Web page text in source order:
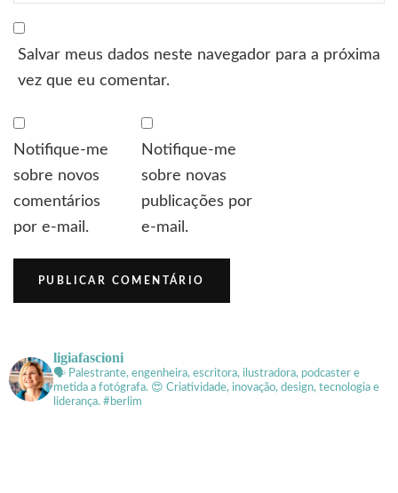
Salvar meus dados neste navegador para a próxima
vez que eu comentar.
Notifique-me
sobre novos
comentários
por e-mail.
Notifique-me
sobre novas
publicações por
e-mail.
ligiafascioni
🗣 Palestrante, engenheira, escritora, ilustradora, podcaster e
metida a fotógrafa. 😍 Criatividade, inovação, design, tecnologia e
liderança. #berlim